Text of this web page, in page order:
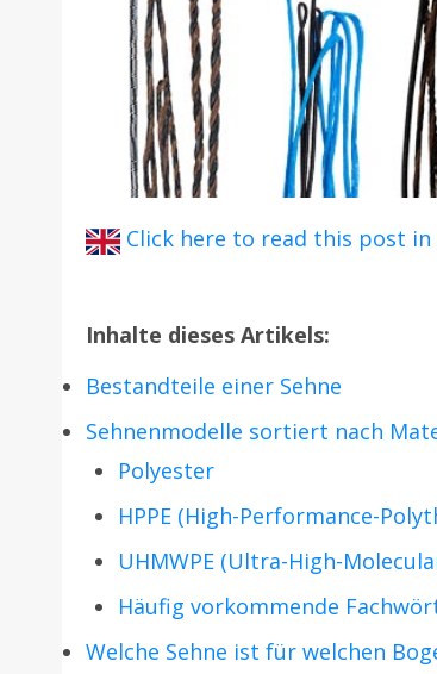
Click here to read this post in
Inhalte dieses Artikels:
Bestandteile einer Sehne
Sehnenmodelle sortiert nach
Polyester
HPPE (High-Performance-
UHMWPE (Ultra-High-
Häufig vorkommende
Welche Sehne ist für welchen